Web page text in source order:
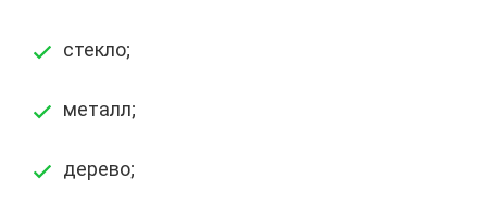
стекло;
металл;
дерево;